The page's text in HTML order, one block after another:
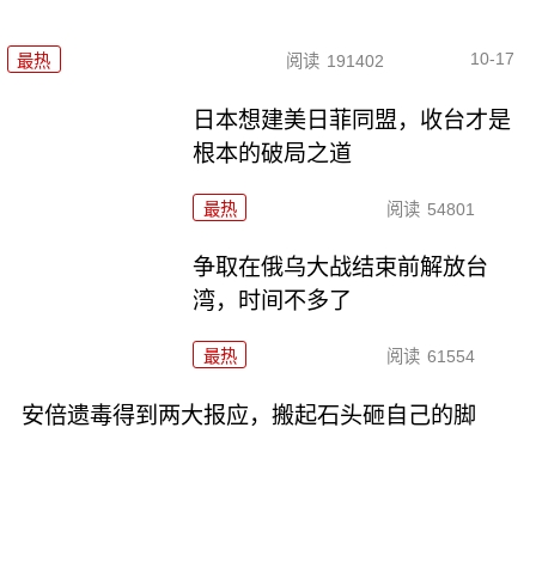
最热 阅读 191402 10-17
日本想建美日菲同盟，收台才是
根本的破局之道
最热 阅读 54801
争取在俄乌大战结束前解放台
湾，时间不多了
最热 阅读 61554
安倍遗毒得到两大报应，搬起石头砸自己的脚